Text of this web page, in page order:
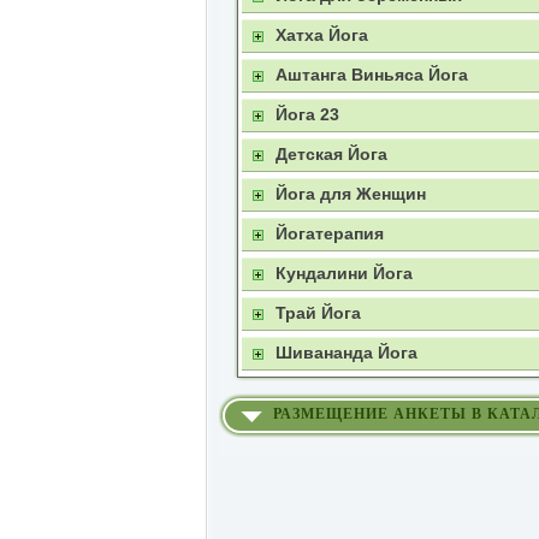
Хатха Йога
Аштанга Виньяса Йога
Йога 23
Детская Йога
Йога для Женщин
Йогатерапия
Кундалини Йога
Трай Йога
Шивананда Йога
РАЗМЕЩЕНИЕ АНКЕТЫ В